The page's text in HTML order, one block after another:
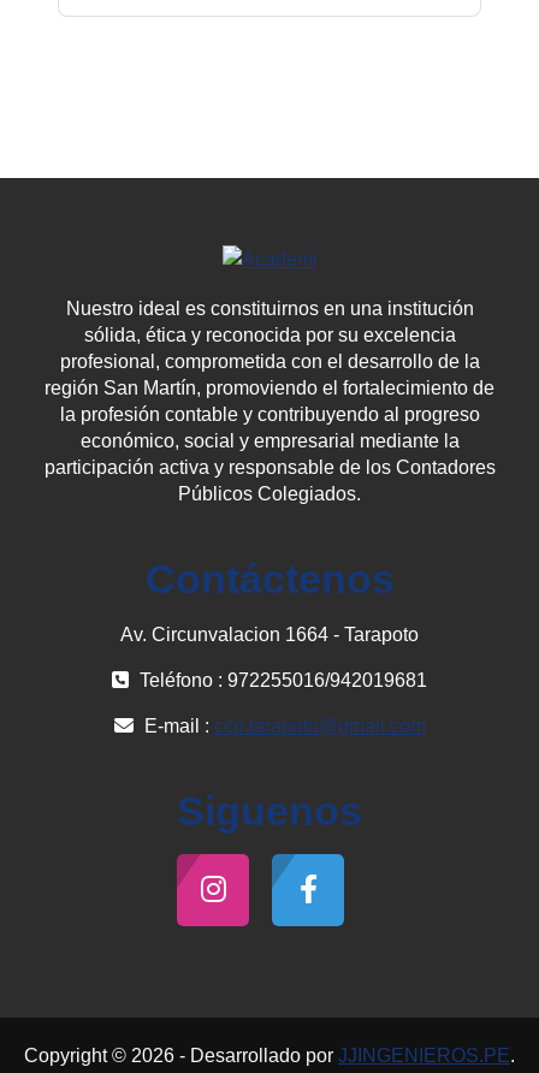
Nuestro ideal es constituirnos en una institución
sólida, ética y reconocida por su excelencia
profesional, comprometida con el desarrollo de la
región San Martín, promoviendo el fortalecimiento de
la profesión contable y contribuyendo al progreso
económico, social y empresarial mediante la
participación activa y responsable de los Contadores
Públicos Colegiados.
Contáctenos
Av. Circunvalacion 1664 - Tarapoto
Teléfono : 972255016/942019681
E-mail : ccp.tarapoto@gmail.com
Siguenos
Copyright © 2026 - Desarrollado por JJINGENIEROS.PE.